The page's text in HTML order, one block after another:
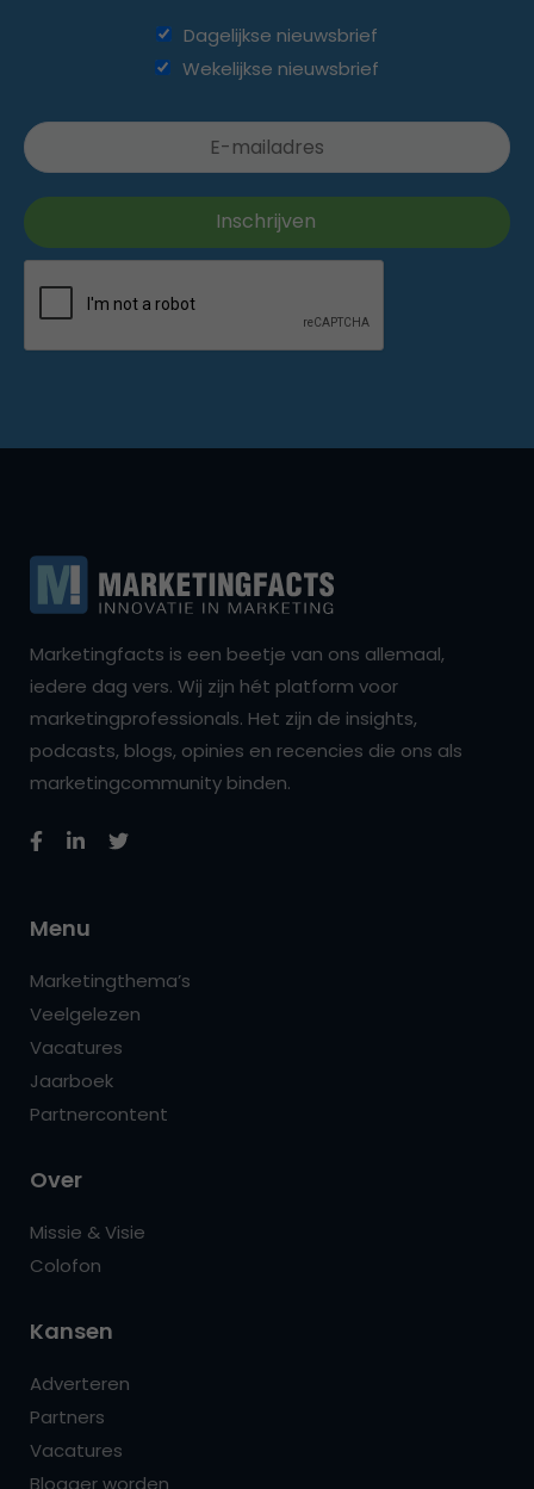
Dagelijkse nieuwsbrief
Wekelijkse nieuwsbrief
Marketingfacts is een beetje van ons allemaal,
iedere dag vers. Wij zijn hét platform voor
marketingprofessionals. Het zijn de insights,
podcasts, blogs, opinies en recencies die ons als
marketingcommunity binden.
Menu
Marketingthema’s
Veelgelezen
Vacatures
Jaarboek
Partnercontent
Over
Missie & Visie
Colofon
Kansen
Adverteren
Partners
Vacatures
Blogger worden